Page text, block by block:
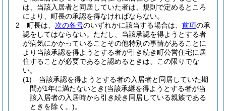
は、当該入居者と同居していた者は、規則で定めるところ
により、町長の承認を得なければならない。
2
町長は、 次の各号のいずれかに該当する場合は、 前項の承
認をしてはならない。 ただし、当該承認を得ようとする者
が病気にかかっていることその他特別の事情があることに
より当該承認を得ようとする者が引き続き町公営住宅に居
住することが必要であると認めるときは、この限りでな
い。
(1)
当該承認を得ようとする者の入居者と同居していた期
間が1年に満たないとき(当該承継を得ようとする者が当
該入居者の入居時から引き続き同居している親族である
ときを除く。)。